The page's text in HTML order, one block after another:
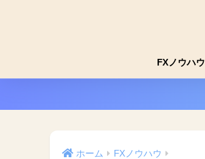
FXノウハウ
ホーム FXノウハウ